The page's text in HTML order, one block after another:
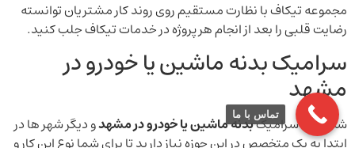
مجموعه تیکاف با نظارت مستقیم روی روند کار مشتریان توانسته
رضایت قلبی را بعد از انجام هر پروژه در خدمات تیکاف جلب کنید.
سرامیک بدنه ماشین یا خودرو در
مشهد
شما برای سرامیکبدنه ماشین یا خودرو در مشهدو دیگر شهر ها در
ابتدا به یک متخصص در این حوزه نیاز دارید تا برای شما نوع این کار و
تماس با ما